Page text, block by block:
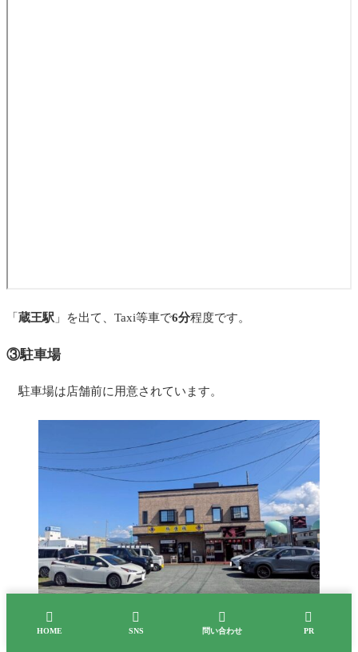
「 蔵王駅 」を出て、Taxi等車で6分程度です。
③駐車場
駐車場は店舗前に用意されています。

HOME

SNS

問い合わせ

PR